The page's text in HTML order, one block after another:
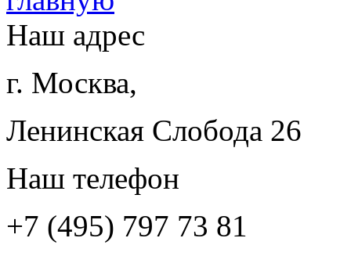
Наш адрес
г. Москва,
Ленинская Слобода 26
Наш телефон
+7 (495) 797 73 81